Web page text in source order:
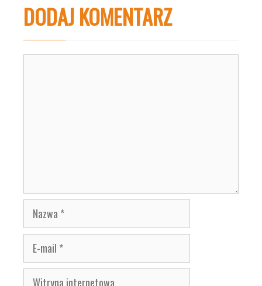
DODAJ KOMENTARZ
Nazwa
E-
mail
Witryna